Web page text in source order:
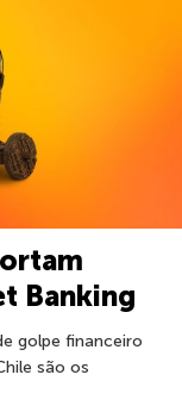
Banking
golpe financeiro
são os